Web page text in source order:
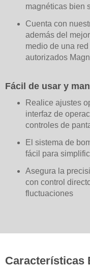
magnéticas bien
Cuenta con
además del
medio de una
autorizados
Fácil de usar y
Realice ajustes
interfaz de
controles de
El sistema de
fácil para
Asegura la
con control
fluctuaciones
Características